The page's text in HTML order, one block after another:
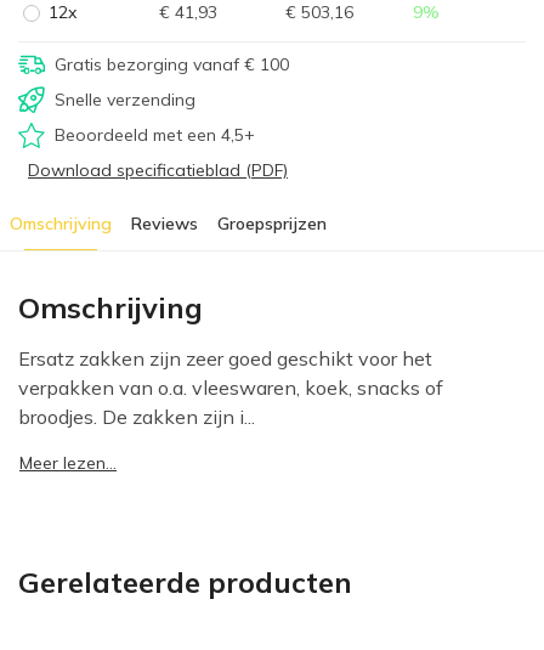
12x € 41,93 € 503,16 9%
Gratis bezorging vanaf € 100
Snelle verzending
Beoordeeld met een 4,5+
Download specificatieblad (PDF)
Omschrijving Reviews Groepsprijzen
Omschrijving
Ersatz zakken zijn zeer goed geschikt voor het
verpakken van o.a. vleeswaren, koek, snacks of
broodjes. De zakken zijn i...
Meer lezen...
Gerelateerde producten